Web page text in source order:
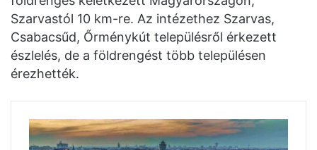
Szarvastól 10 km-re. Az intézethez Szarvas,
Csabacsűd, Őrménykút településről érkezett
észlelés, de a földrengést több településen
érezhették.